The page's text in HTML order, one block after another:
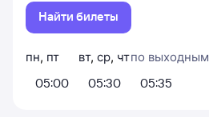
Найти билеты
пн, пт
05:00
вт, ср, чт
05:30
по выходным
05:35